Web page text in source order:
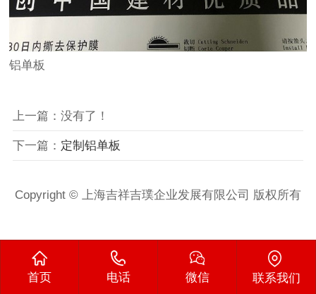
铝单板
上一篇：没有了！
下一篇： 定制铝单板
Copyright © 上海吉祥吉璞企业发展有限公司 版权所有
首页 电话 微信 联系我们